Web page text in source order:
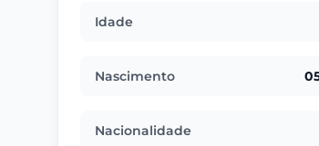
Idade
Nascimento
Nacionalidade